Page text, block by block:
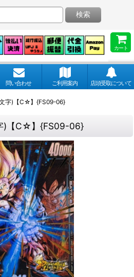
カート
検索
問い合わせ ご利用案内 店頭受取について
字)【C☆】{FS09-06}
)【C☆】{FS09-06}